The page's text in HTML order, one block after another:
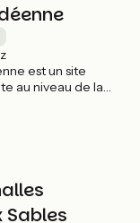
est un site
au niveau de la
Sables